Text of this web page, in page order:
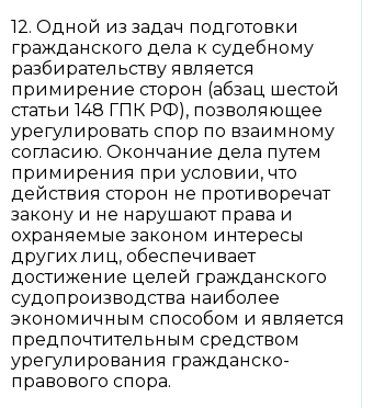
12. Одной из задач подготовки
гражданского дела к судебному
разбирательству является
примирение сторон (абзац шестой
статьи 148 ГПК РФ), позволяющее
урегулировать спор по взаимному
согласию. Окончание дела путем
примирения при условии, что
действия сторон не противоречат
закону и не нарушают права и
охраняемые законом интересы
других лиц, обеспечивает
достижение целей гражданского
судопроизводства наиболее
экономичным способом и является
предпочтительным средством
урегулирования гражданско-
правового спора.